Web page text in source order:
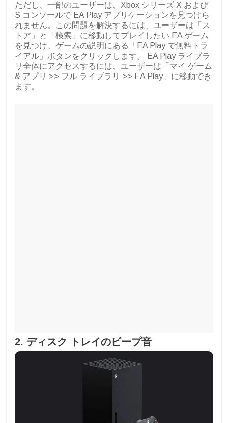
ただし、一部のユーザーは、Xbox シリーズ X および
S コンソールで EA Play アプリケーションを見つけら
れません。この問題を解決するには、ユーザーは「ス
トア」と「検索」に移動してプレイしたい EA ゲーム
を見つけ、ゲームの説明にある「EA Play で無料トラ
イアル」ボタンをクリックします。 EA Play ライブラ
リ全体にアクセスするには、ユーザーは「マイ ゲーム
& アプリ >> フル ライブラリ >> EA Play」に移動でき
ます。
2. ディスク トレイのビープ音